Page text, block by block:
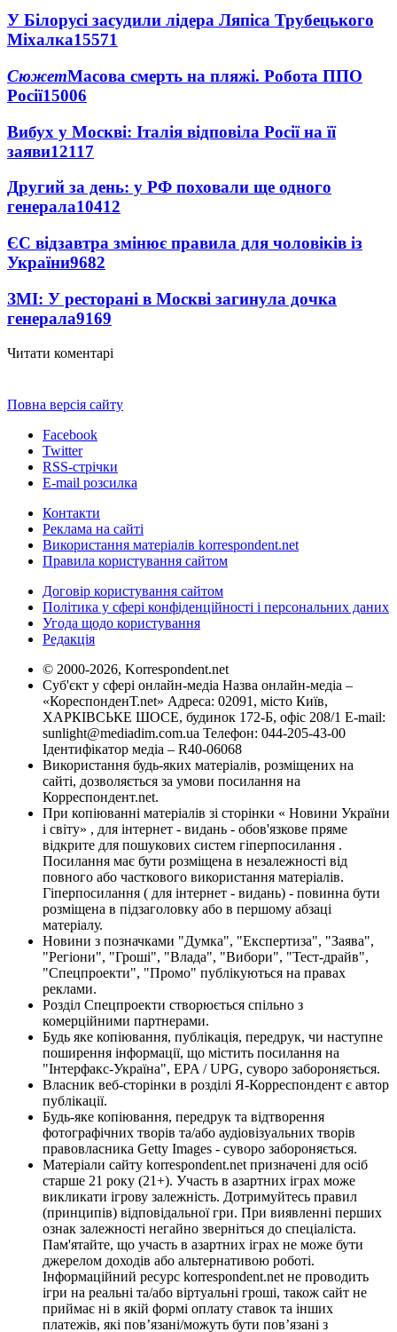
У Білорусі засудили лідера Ляпіса Трубецького
Міхалка15571
СюжетМасова смерть на пляжі. Робота ППО
Росії15006
Вибух у Москві: Італія відповіла Росії на її
заяви12117
Другий за день: у РФ поховали ще одного
генерала10412
ЄС відзавтра змінює правила для чоловіків із
України9682
ЗМІ: У ресторані в Москві загинула дочка
генерала9169
Читати коментарі
Повна версія сайту
Facebook
Twitter
RSS-стрічки
E-mail розсилка
Контакти
Реклама на сайті
Використання матеріалів korrespondent.net
Правила користування сайтом
Договір користування сайтом
Політика у сфері конфіденційності і персональних даних
Угода щодо користування
Редакція
© 2000-2026, Korrespondent.net
Суб'єкт у сфері онлайн-медіа Назва онлайн-медіа –
«КореспонденТ.net» Адреса: 02091, місто Київ,
ХАРКІВСЬКЕ ШОСЕ, будинок 172-Б, офіс 208/1 E-mail:
sunlight@mediadim.com.ua Телефон: 044-205-43-00
Ідентифікатор медіа – R40-06068
Використання будь-яких матеріалів, розміщених на
сайті, дозволяється за умови посилання на
Корреспондент.net.
При копіюванні матеріалів зі сторінки « Новини України
і світу» , для інтернет - видань - обов'язкове пряме
відкрите для пошукових систем гіперпосилання .
Посилання має бути розміщена в незалежності від
повного або часткового використання матеріалів.
Гіперпосилання ( для інтернет - видань) - повинна бути
розміщена в підзаголовку або в першому абзаці
матеріалу.
Новини з позначками "Думка", "Експертиза", "Заява",
"Регіони", "Гроші", "Влада", "Вибори", "Тест-драйв",
"Спецпроекти", "Промо" публікуються на правах
реклами.
Розділ Спецпроекти створюється спільно з
комерційними партнерами.
Будь яке копіювання, публікація, передрук, чи наступне
поширення інформації, що містить посилання на
"Інтерфакс-Україна", EPA / UPG, суворо забороняється.
Власник веб-сторінки в розділі Я-Корреспондент є автор
публікації.
Будь-яке копіювання, передрук та відтворення
фотографічних творів та/або аудіовізуальних творів
правовласника Getty Images - суворо забороняється.
Матеріали сайту korrespondent.net призначені для осіб
старше 21 року (21+). Участь в азартних іграх може
викликати ігрову залежність. Дотримуйтесь правил
(принципів) відповідальної гри. При виявленні перших
ознак залежності негайно зверніться до спеціаліста.
Пам'ятайте, що участь в азартних іграх не може бути
джерелом доходів або альтернативою роботі.
Інформаційний ресурс korrespondent.net не проводить
ігри на реальні та/або віртуальні гроші, також сайт не
приймає ні в якій формі оплату ставок та інших
платежів, які пов’язані/можуть бути пов’язані з